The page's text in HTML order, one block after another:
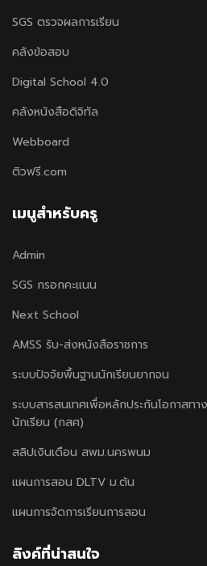
SGS ตรวจผลการเรียน
คลังข้อสอบ
Digital School 4.0
คลังหนังสือดิจิทัล
Webboard
ติวฟรี.com
เมนูสำหรับครู
Admin
SGS กรอกคะแนน
Next School
AMSS รับ-ส่งหนังสือราชการ
ระบบปัจจัยพื้นฐานนักเรียนยากจน
ระบบสารสนเทศเพื่อหลักประกันโอกาสทา
นักเรียน (กสศ)
สลิปเงินเดือน สพม.นครพนม
แผนการสอน DLTV ม.ต้น
แผนการจัดการเรียนการสอน
ลิงค์ที่น่าสนใจ